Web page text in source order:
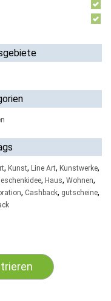
, Kunst, Line Art, Kunstwerke,
, Haus, Wohnen,
, Cashback, gutscheine,